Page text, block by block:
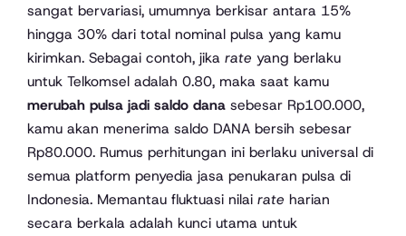
sangat bervariasi, umumnya berkisar antara 15%
hingga 30% dari total nominal pulsa yang kamu
kirimkan. Sebagai contoh, jika rate yang berlaku
untuk Telkomsel adalah 0.80, maka saat kamu
merubah pulsa jadi saldo dana sebesar Rp100.000,
kamu akan menerima saldo DANA bersih sebesar
Rp80.000. Rumus perhitungan ini berlaku universal di
semua platform penyedia jasa penukaran pulsa di
Indonesia. Memantau fluktuasi nilai rate harian
secara berkala adalah kunci utama untuk